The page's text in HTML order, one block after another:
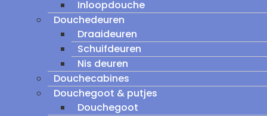
Inloopdouche
Douchedeuren
Draaideuren
Schuifdeuren
Nis deuren
Douchecabines
Douchegoot & putjes
Douchegoot